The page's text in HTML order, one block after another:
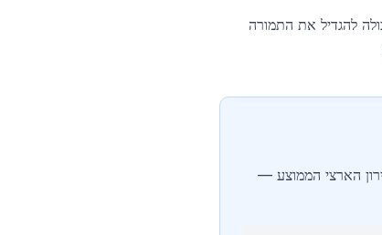
להגדיל את התמורה
את המחירון הארצי הממוצע —